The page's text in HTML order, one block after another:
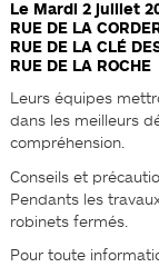
Le Mardi 2 juillet
RUE DE LA
RUE DE LA CLÉ
RUE DE LA ROCHE
Leurs équipes
dans les meilleurs
compréhension.
Conseils et
Pendants les
robinets fermés.
Pour toute